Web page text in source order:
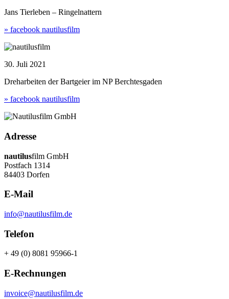
Jans Tierleben – Ringelnattern
» facebook nautilusfilm
30. Juli 2021
Dreharbeiten der Bartgeier im NP Berchtesgaden
» facebook nautilusfilm
Adresse
nautilusfilm GmbH
Postfach 1314
84403 Dorfen
E-Mail
info@nautilusfilm.de
Telefon
+ 49 (0) 8081 95966-1
E-Rechnungen
invoice@nautilusfilm.de